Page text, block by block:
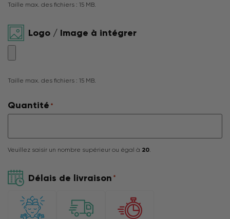
Taille max. des fichiers : 15 MB.
Logo / Image à intégrer
Taille max. des fichiers : 15 MB.
Quantité *
Veuillez saisir un nombre supérieur ou égal à 20.
Délais de livraison *